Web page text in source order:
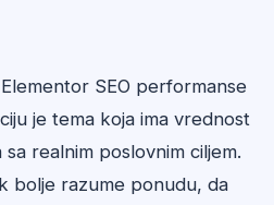
SEO performanse
je tema koja ima vrednost
realnim poslovnim ciljem.
bolje razume ponudu, da